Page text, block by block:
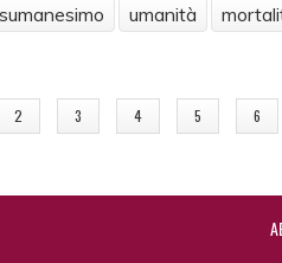
umanità
2 3 4 5 6